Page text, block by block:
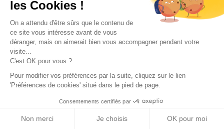
les Cookies !
On a attendu d'être sûrs que le contenu de
ce site vous intéresse avant de vous
déranger, mais on aimerait bien vous accompagner pendant votre
visite...
C'est OK pour vous ?
Pour modifier vos préférences par la suite, cliquez sur le lien
'Préférences de cookies' situé dans le pied de page.
Consentements certifiés par
Non merci Je choisis OK pour moi
Professionnels
Je suis architecte
Je suis une entreprise
Je suis maître d'oeuvre
Je suis décorateur
Je suis un paysagiste